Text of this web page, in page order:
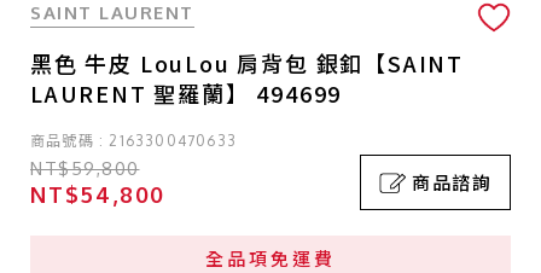
SAINT LAURENT
黑色 牛皮 LouLou 肩背包 銀釦【SAINT
LAURENT 聖羅蘭】 494699
商品號碼 : 2163300470633
NT$59,800
NT$54,800 商品諮詢
全品項免運費